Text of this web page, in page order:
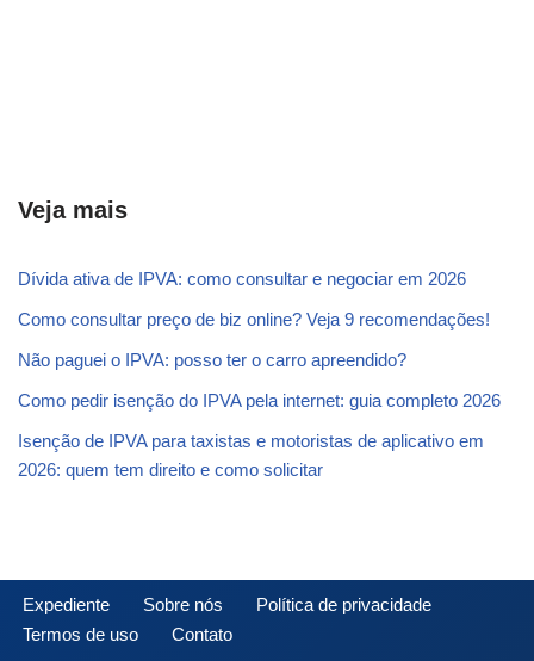
Veja mais
Dívida ativa de IPVA: como consultar e negociar em 2026
Como consultar preço de biz online? Veja 9 recomendações!
Não paguei o IPVA: posso ter o carro apreendido?
Como pedir isenção do IPVA pela internet: guia completo 2026
Isenção de IPVA para taxistas e motoristas de aplicativo em
2026: quem tem direito e como solicitar
Expediente Sobre nós
Política de privacidade
Termos de uso
Contato